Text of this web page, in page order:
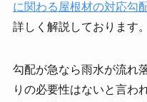
に関わる屋根材の対応勾
詳しく解説しております。
勾配が急なら雨水が流れ
りの必要性はないと言わ